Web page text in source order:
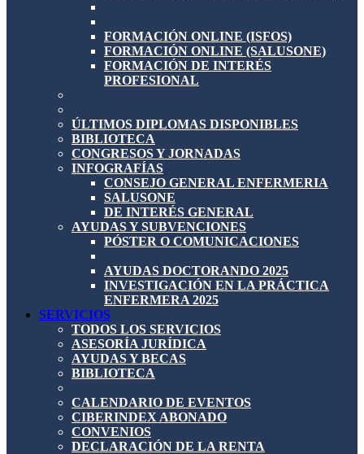
FORMACIÓN ONLINE (ISFOS)
FORMACIÓN ONLINE (SALUSONE)
FORMACIÓN DE INTERÉS
PROFESIONAL
ÚLTIMOS DIPLOMAS DISPONIBLES
BIBLIOTECA
CONGRESOS Y JORNADAS
INFOGRAFÍAS
CONSEJO GENERAL ENFERMERIA
SALUSONE
DE INTERÉS GENERAL
AYUDAS Y SUBVENCIONES
PÓSTER O COMUNICACIONES
AYUDAS DOCTORANDO 2025
INVESTIGACIÓN EN LA PRÁCTICA
ENFERMERA 2025
SERVICIOS
TODOS LOS SERVICIOS
ASESORÍA JURÍDICA
AYUDAS Y BECAS
BIBLIOTECA
CALENDARIO DE EVENTOS
CIBERINDEX ABONADO
CONVENIOS
DECLARACIÓN DE LA RENTA